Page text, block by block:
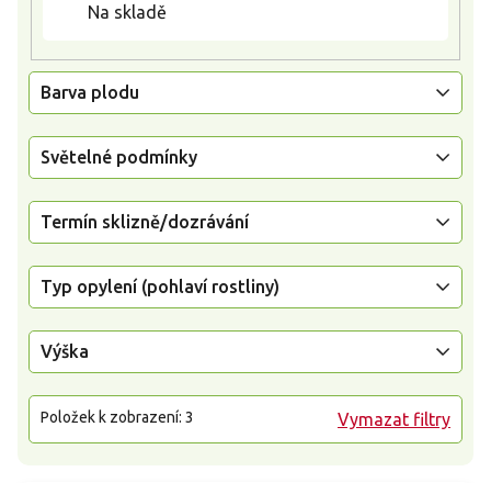
Na skladě
Barva plodu
Světelné podmínky
Termín sklizně/dozrávání
Typ opylení (pohlaví rostliny)
Výška
Vymazat filtry
Položek k zobrazení: 3